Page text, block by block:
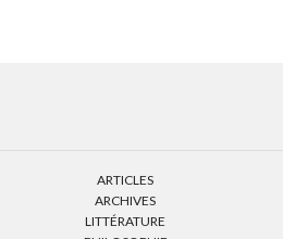
ARTICLES
ARCHIVES
LITTÉRATURE